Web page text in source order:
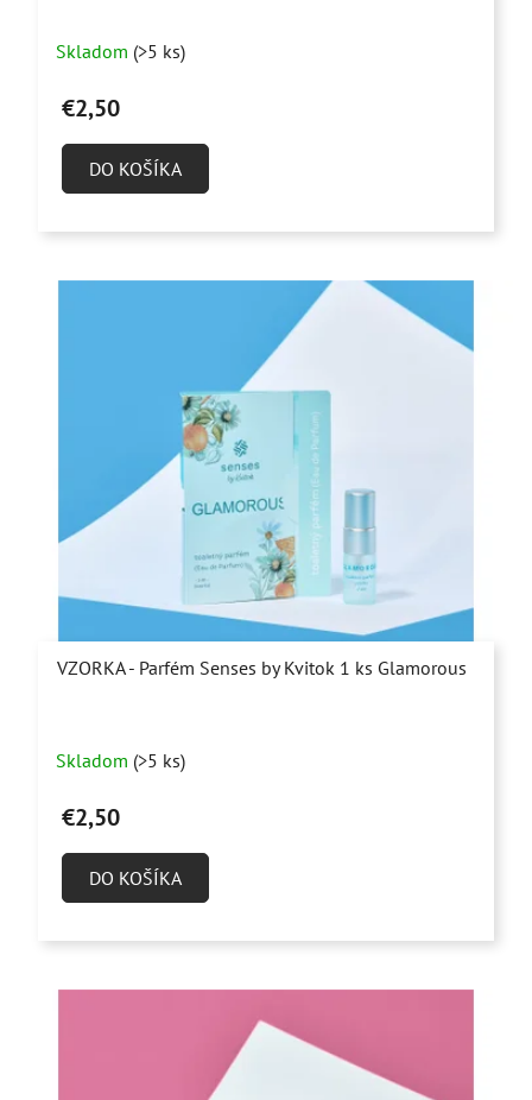
hodnotenie
produktu
z
Skladom (>5 ks)
€2,50
DO KOŠÍKA
VZORKA - Parfém Senses by Kvitok 1 ks Glamorous
hodnotenie
produktu
z
Skladom (>5 ks)
€2,50
DO KOŠÍKA